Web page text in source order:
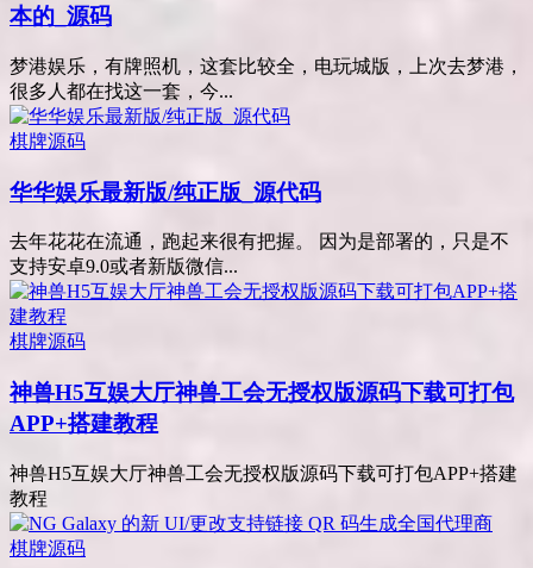
本的_源码
梦港娱乐，有牌照机，这套比较全，电玩城版，上次去梦港，
很多人都在找这一套，今...
棋牌源码
华华娱乐最新版/纯正版_源代码
去年花花在流通，跑起来很有把握。 因为是部署的，只是不
支持安卓9.0或者新版微信...
棋牌源码
神兽H5互娱大厅神兽工会无授权版源码下载可打包
APP+搭建教程
神兽H5互娱大厅神兽工会无授权版源码下载可打包APP+搭建
教程
棋牌源码